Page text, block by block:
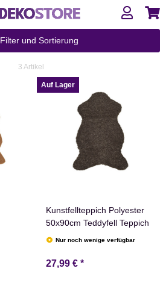
Filter und Sortierung
3 Artikel
Auf Lager
Kunstfellteppich Polyester
50x90cm Teddyfell Teppich
Nur noch wenige verfügbar
27,99 € *